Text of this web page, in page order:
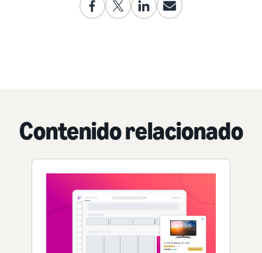
Contenido relacionado